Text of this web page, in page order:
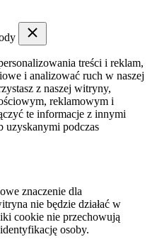
treści i reklam,
i analizować ruch w naszej
z naszej witryny,
reklamowym i
te informacje z innymi
uzyskanymi podczas
znaczenie dla
nie będzie działać w
cookie nie przechowują
osoby.